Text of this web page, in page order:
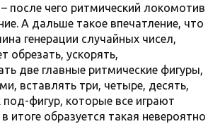
после чего ритмический локомотив
А дальше такое впечатление, что
генерации случайных чисел,
обрезать, ускорять,
две главные ритмические фигуры,
вставлять три, четыре, десять,
фигур, которые все играют
итоге образуется такая невероятно